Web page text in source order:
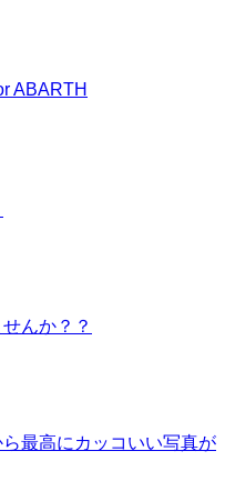
ABARTH
んか？？
最高にカッコいい写真が